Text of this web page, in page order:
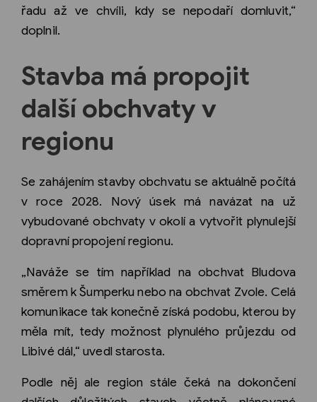
řadu až ve chvíli, kdy se nepodaří domluvit,“
doplnil.
Stavba má propojit
další obchvaty v
regionu
Se zahájením stavby obchvatu se aktuálně počítá
v roce 2028. Nový úsek má navázat na už
vybudované obchvaty v okolí a vytvořit plynulejší
dopravní propojení regionu.
„Naváže se tím například na obchvat Bludova
směrem k Šumperku nebo na obchvat Zvole. Celá
komunikace tak konečně získá podobu, kterou by
měla mít, tedy možnost plynulého průjezdu od
Libivé dál,“ uvedl starosta.
Podle něj ale region stále čeká na dokončení